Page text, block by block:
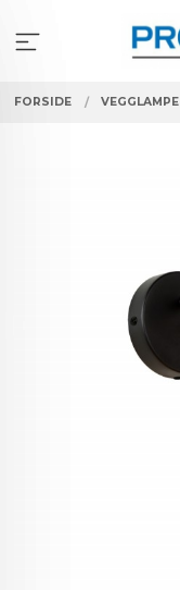
innholdet
FORSIDE VEGGLAMPE